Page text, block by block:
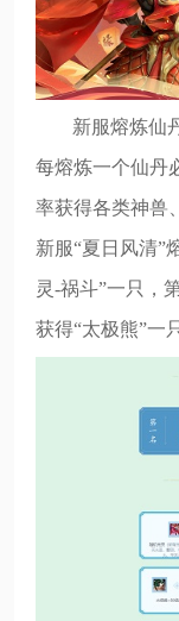
新服熔炼仙
每熔炼一个仙丹
率获得各类神兽
新服“夏日风清”
灵-祸斗”一只，
获得“太极熊”一